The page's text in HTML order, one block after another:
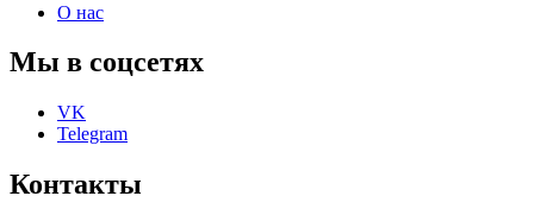
О нас
Мы в соцсетях
VK
Telegram
Контакты